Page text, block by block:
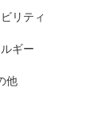
リティ
ギー
他